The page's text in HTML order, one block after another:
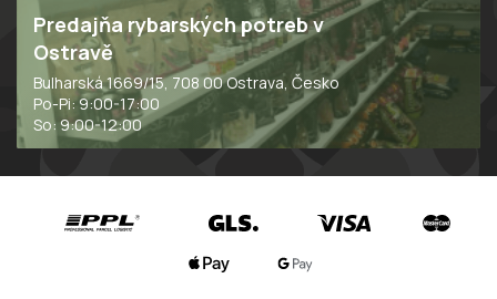
Predajňa rybarských potreb v
Ostravě
Bulharská 1669/15, 708 00 Ostrava, Česko
Po-Pi: 9:00-17:00
So: 9:00-12:00